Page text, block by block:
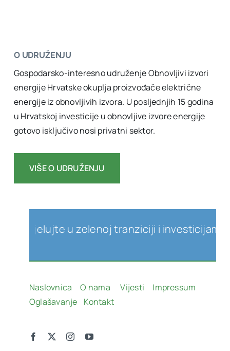
O UDRUŽENJU
Gospodarsko-interesno udruženje Obnovljivi izvori
energije Hrvatske okuplja proizvođače električne
energije iz obnovljivih izvora. U posljednjih 15 godina
u Hrvatskoj investicije u obnovljive izvore energije
gotovo isključivo nosi privatni sektor.
VIŠE O UDRUŽENJU
u zelenoj tranziciji i investicijama u
Naslovnica O nama Vijesti
Impressum
Oglašavanje
Kontakt